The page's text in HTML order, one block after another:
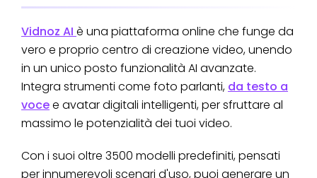
Vidnoz AI è una piattaforma online che funge da
vero e proprio centro di creazione video, unendo
in un unico posto funzionalità AI avanzate.
Integra strumenti come foto parlanti, da testo a
vocee avatar digitali intelligenti, per sfruttare al
massimo le potenzialità dei tuoi video.
Con i suoi oltre 3500 modelli predefiniti, pensati
per innumerevoli scenari d'uso, puoi generare un